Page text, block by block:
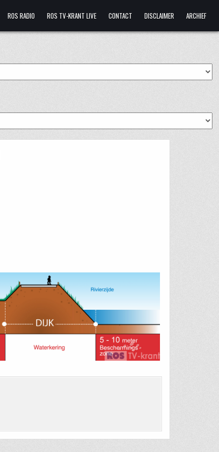
ROS RADIO ROS TV-KRANT LIVE CONTACT DISCLAIMER ARCHIEF